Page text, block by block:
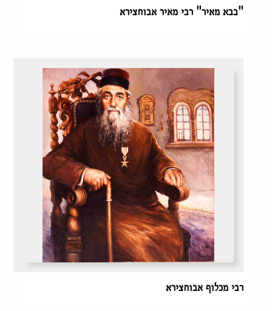
"בבא מאיר" רבי מאיר אבוחצירא
רבי מכלוף אבוחצירא